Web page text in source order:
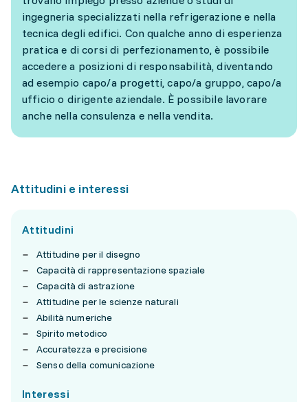
ingegneria specializzati nella refrigerazione e nella
tecnica degli edifici. Con qualche anno di esperienza
pratica e di corsi di perfezionamento, è possibile
accedere a posizioni di responsabilità, diventando
ad esempio capo/a progetti, capo/a gruppo, capo/a
ufficio o dirigente aziendale. È possibile lavorare
anche nella consulenza e nella vendita.
Attitudini e interessi
Attitudini
Attitudine per il disegno
Capacità di rappresentazione spaziale
Capacità di astrazione
Attitudine per le scienze naturali
Abilità numeriche
Spirito metodico
Accuratezza e precisione
Senso della comunicazione
Interessi